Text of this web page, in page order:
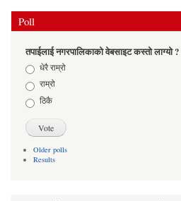
Poll
तपाईलाई नगरपालिकाको वेबसाइट कस्तो लाग्यो ?
Choicesधेरै राम्रो
राम्रो
ठिकै
Older polls
Results